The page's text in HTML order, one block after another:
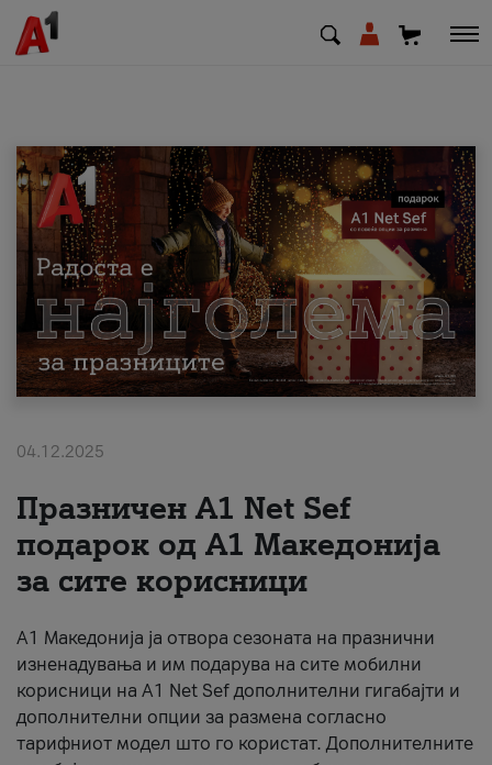
МК EN SQ
Приватни Деловни
Поддршка
Надополни кредит
За нас
#ПодобарОнлајн
04.12.2025
Празничен A1 Net Sеf
подарок од А1 Македонија
за сите корисници
А1 Македонија ја отвора сезоната на празнични
изненадувања и им подарува на сите мобилни
корисници на A1 Net Sef дополнителни гигабајти и
дополнителни опции за размена согласно
тарифниот модел што го користат. Дополнителните